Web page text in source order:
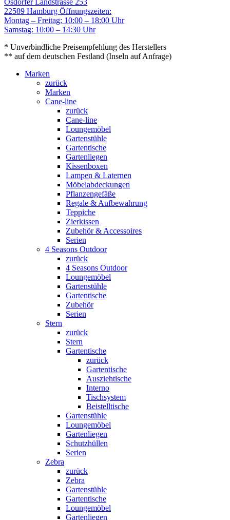
Osdorfer Landstrasse 253
22589 Hamburg Öffnungszeiten:
Montag – Freitag: 10:00 – 18:00 Uhr
Samstag: 10:00 – 14:30 Uhr
* Unverbindliche Preisempfehlung des Herstellers
** auf dem deutschen Festland (Inseln auf Anfrage)
Marken
zurück
Marken
Cane-line
zurück
Cane-line
Loungemöbel
Gartenstühle
Gartentische
Gartenliegen
Kissenboxen
Lampen & Laternen
Möbelabdeckungen
Pflanzengefäße
Regale & Aufbewahrung
Teppiche
Zierkissen
Zubehör & Accessoires
Serien
4 Seasons Outdoor
zurück
4 Seasons Outdoor
Loungemöbel
Gartenstühle
Gartentische
Zubehör
Serien
Stern
zurück
Stern
Gartentische
zurück
Gartentische
Ausziehtische
Interno
Tischsystem
Beistelltische
Gartenstühle
Loungemöbel
Gartenliegen
Schutzhüllen
Serien
Zebra
zurück
Zebra
Gartenstühle
Gartentische
Loungemöbel
Gartenliegen